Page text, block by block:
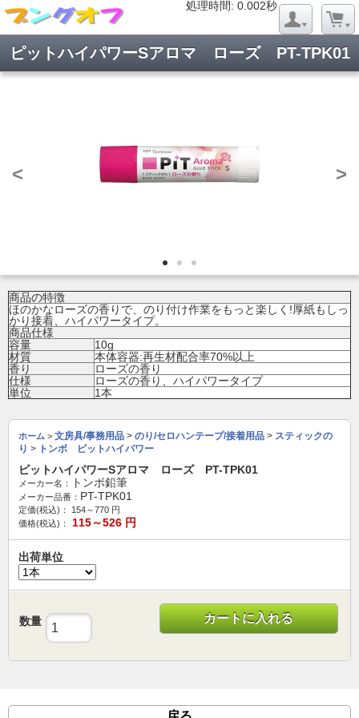
処理時間: 0.002秒
ピットハイパワーSアロマ ローズ PT-TPK01
< >
商品の特徴
ほのかなローズの香りで、のり付け作業をもっと楽しく!厚紙もしっ
かり接着、ハイパワータイプ。
商品仕様
容量
10g
材質
本体容器:再生材配合率70%以上
香り
ローズの香り
仕様
ローズの香り、ハイパワータイプ
単位
1本
ホーム > 文房具/事務用品 > のり/セロハンテープ/接着用品 > スティックの
り > トンボ ピットハイパワー
ピットハイパワーSアロマ ローズ PT-TPK01
メーカー名： トンボ鉛筆
メーカー品番： PT-TPK01
定価(税込)： 154～770 円
価格(税込)：
115～526 円
出荷単位
数量 カートに入れる
処理時間: 0.020秒